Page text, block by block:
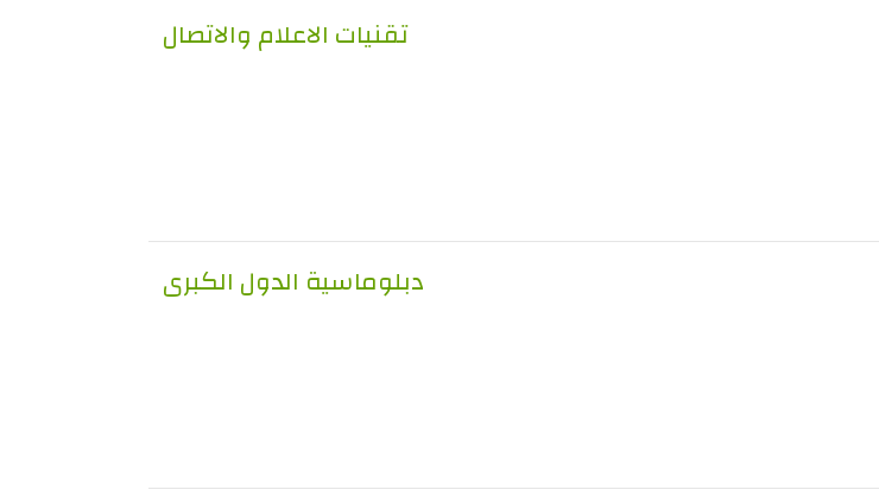
تقنيات الاعلام والاتصال
دبلوماسية الدول الكبرى